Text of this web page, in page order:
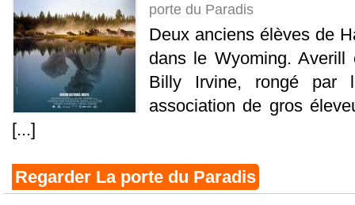
porte du Paradis
Deux anciens élèves de
dans le Wyoming.
Billy Irvine, rongé par
association de gros
[...]
Regarder La porte du Paradis